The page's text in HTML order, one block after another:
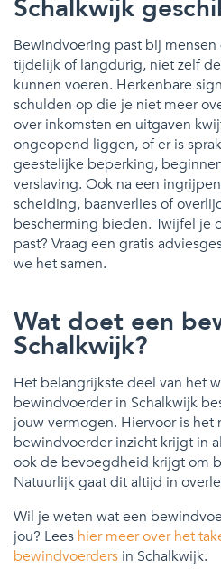
Schalkwijk
Bewindvoering past bij
tijdelijk of langdurig, niet zelf
kunnen voeren. Herkenbare
schulden op die je niet meer
over inkomsten en uitgaven
ongeopend liggen, of er is
geestelijke beperking,
verslaving. Ook na een
scheiding, baanverlies of
bescherming bieden. Twijfel je
past? Vraag een gratis
we het samen.
Wat doet een
Schalkwijk?
Het belangrijkste deel van het
bewindvoerder in Schalkwijk
jouw vermogen. Hiervoor is het
bewindvoerder inzicht krijgt in
ook de bevoegdheid krijgt om
Natuurlijk gaat dit altijd in
Wil je weten wat een
jou? Lees hier meer over het
bewindvoerders in Schalkwijk.